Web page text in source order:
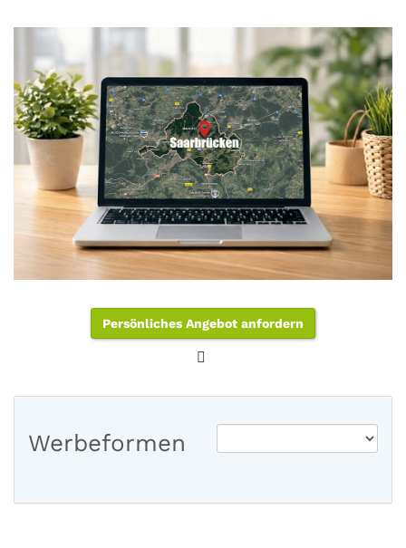
Persönliches Angebot anfordern
Werbeformen